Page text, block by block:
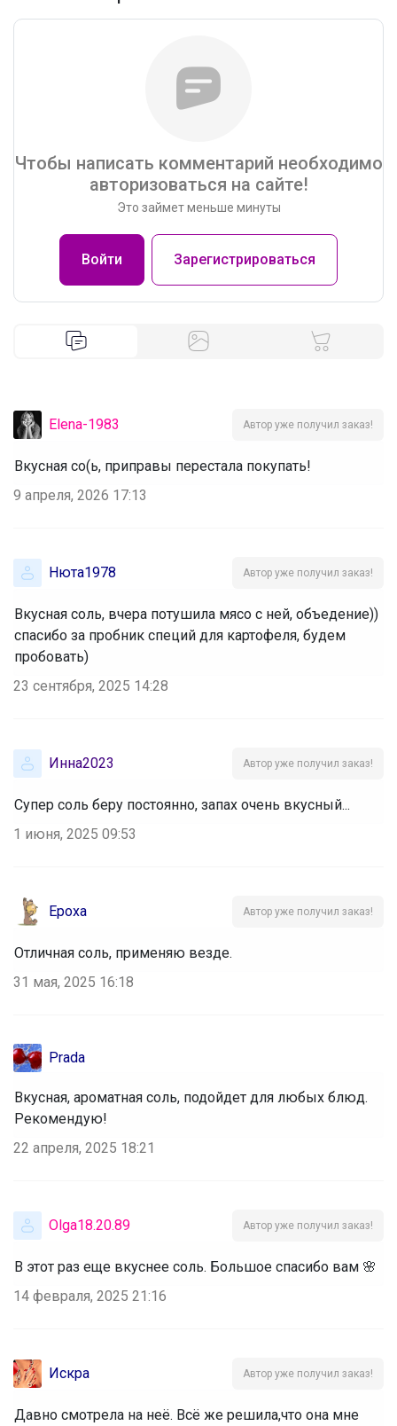
Чтобы написать комментарий необходимо
авторизоваться на сайте!
Это займет меньше минуты
Войти Зарегистрироваться
Elena-1983 Автор уже получил заказ!
Вкусная со(ь, приправы перестала покупать!
9 апреля, 2026 17:13
Нюта1978 Автор уже получил заказ!
Вкусная соль, вчера потушила мясо с ней, объедение))
спасибо за пробник специй для картофеля, будем
пробовать)
23 сентября, 2025 14:28
Инна2023 Автор уже получил заказ!
Супер соль беру постоянно, запах очень вкусный...
1 июня, 2025 09:53
Ероха Автор уже получил заказ!
Отличная соль, применяю везде.
31 мая, 2025 16:18
Prada
Вкусная, ароматная соль, подойдет для любых блюд.
Рекомендую!
22 апреля, 2025 18:21
Olga18.20.89 Автор уже получил заказ!
В этот раз еще вкуснее соль. Большое спасибо вам 🌸
14 февраля, 2025 21:16
Искра Автор уже получил заказ!
Давно смотрела на неё. Всё же решила,что она мне